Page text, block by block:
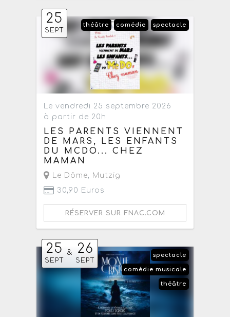
25
SEPT
spectacle
comédie
théâtre
Le vendredi 25 septembre 2026
à partir de 20h
LES PARENTS VIENNENT
DE MARS, LES ENFANTS
DU MCDO... CHEZ
MAMAN
Le Dôme, Mutzig
30,90 Euros
RÉSERVER SUR FNAC.COM
25
SEPT
& 26
SEPT
spectacle
comédie musicale
théâtre